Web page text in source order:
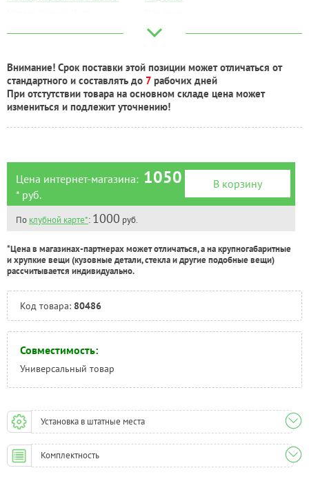
Под заказ
Самара:
Под заказ
Тверь:
Под заказ
Тюмень:
Под заказ
Внимание! Срок поставки этой позиции может отличаться от
стандартного и составлять до 7 рабочих дней
При отстутствии товара на основном складе цена может
измениться и подлежит уточнению!
Цена интернет-магазина: 1050
* руб.
В корзину
По клубной карте*: 1000 руб.
*Цена в магазинах-партнерах может отличаться, а на крупногабаритные
и хрупкие вещи (кузовные детали, стекла и другие подобные вещи)
рассчитывается индивидуально.
Код товара: 80486
Совместимость:
Универсальный товар
Установка в штатные места
Комплектность